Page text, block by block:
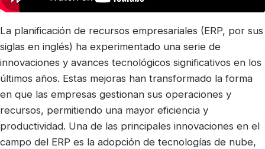
La planificación de recursos empresariales (ERP, por sus
siglas en inglés) ha experimentado una serie de
innovaciones y avances tecnológicos significativos en los
últimos años. Estas mejoras han transformado la forma
en que las empresas gestionan sus operaciones y
recursos, permitiendo una mayor eficiencia y
productividad. Una de las principales innovaciones en el
campo del ERP es la adopción de tecnologías de nube,